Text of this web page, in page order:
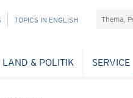
TOPICS IN ENGLISH
LAND & POLITIK SERVICE